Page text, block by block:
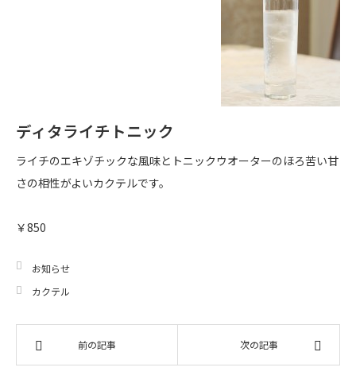
ディタライチトニック
ライチのエキゾチックな風味とトニックウオーターのほろ苦い甘
さの相性がよいカクテルです。
￥850
お知らせ
カクテル
前の記事 次の記事